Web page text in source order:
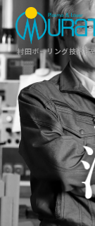
村田ボーリング技研株